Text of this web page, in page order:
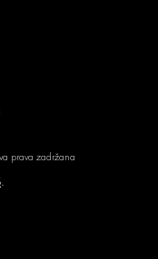
prava zadržana
.